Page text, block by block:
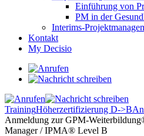
Einführung von
PM in der
Interims-
Kontakt
My Decisio
TrainingHöherzertifizierung D->B
Anmeldung zur GPM-
Manager / IPMA® Level B